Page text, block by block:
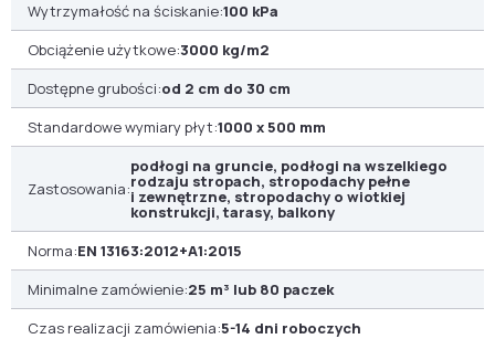
Wytrzymałość na ściskanie:100 kPa
Obciążenie użytkowe:3000 kg/m2
Dostępne grubości:od 2 cm do 30 cm
Standardowe wymiary płyt:1000 x 500 mm
Zastosowania:
podłogi na gruncie, podłogi na wszelkiego
rodzaju stropach, stropodachy pełne
i zewnętrzne, stropodachy o wiotkiej
konstrukcji, tarasy, balkony
Norma:EN 13163:2012+A1:2015
Minimalne zamówienie:25 m³ lub 80 paczek
Czas realizacji zamówienia:5-14 dni roboczych